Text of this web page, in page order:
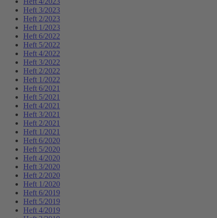
Heft 3/2023
Heft 2/2023
Heft 1/2023
Heft 6/2022
Heft 5/2022
Heft 4/2022
Heft 3/2022
Heft 2/2022
Heft 1/2022
Heft 6/2021
Heft 5/2021
Heft 4/2021
Heft 3/2021
Heft 2/2021
Heft 1/2021
Heft 6/2020
Heft 5/2020
Heft 4/2020
Heft 3/2020
Heft 2/2020
Heft 1/2020
Heft 6/2019
Heft 5/2019
Heft 4/2019